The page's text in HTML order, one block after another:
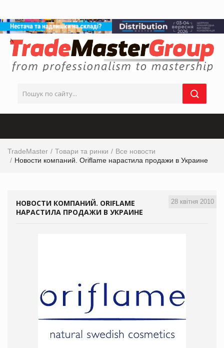
TradeMaster Товари та ринки
Все новости
Новости компаний. Oriflame нарастила продажи в Украине
28 квітня 2010
НОВОСТИ КОМПАНИЙ. ORIFLAME
НАРАСТИЛА ПРОДАЖИ В УКРАИНЕ